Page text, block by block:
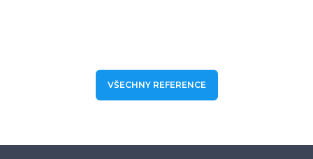
VŠECHNY REFERENCE